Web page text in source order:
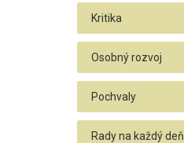
Kritika
Osobný rozvoj
Pochvaly
Rady na každý deň